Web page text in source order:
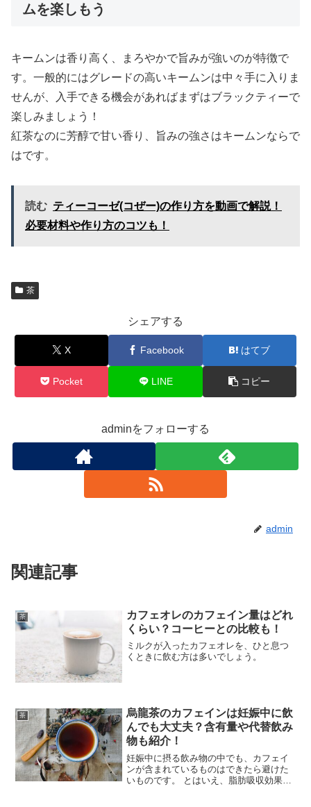
ムを楽しもう
キームンは香り高く、まろやかで旨みが強いのが特徴で
す。一般的にはグレードの高いキームンは中々手に入りま
せんが、入手できる機会があればまずはブラックティーで
楽しみましょう！
紅茶なのに芳醇で甘い香り、旨みの強さはキームンならで
はです。
読む ティーコーゼ(コぜー)の作り方を動画で解説！
必要材料や作り方のコツも！
茶
シェアする
X Facebook はてブ
Pocket LINE コピー
adminをフォローする
admin
関連記事
茶
カフェオレのカフェイン量はどれ
くらい？コーヒーとの比較も！
ミルクが入ったカフェオレを、ひと息つ
くときに飲む方は多いでしょう。
茶
烏龍茶のカフェインは妊娠中に飲
んでも大丈夫？含有量や代替飲み
物も紹介！
妊娠中に摂る飲み物の中でも、カフェイ
ンが含まれているものはできたら避けた
いものです。 とはいえ、脂肪吸収効果も